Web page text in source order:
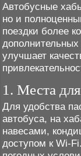
Автобусные
но и
поездки более
дополнительных
улучшает
1. Места
Для удобства
автобуса, на
навесами,
доступом к Wi-